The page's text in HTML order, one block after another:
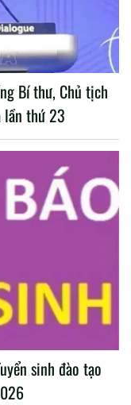
Bí thư, Chủ tịch
lần thứ 23
sinh đào tạo